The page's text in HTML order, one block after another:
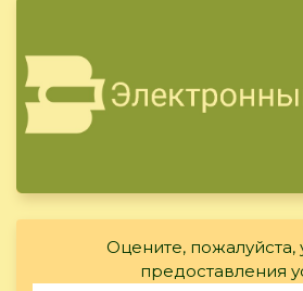
Оцените, пожалуйста,
предоставления